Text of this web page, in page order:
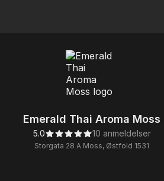
Emerald Thai Aroma Moss
5.0 10 anmeldelser
Storgata 28 A Moss, Østfold 1531